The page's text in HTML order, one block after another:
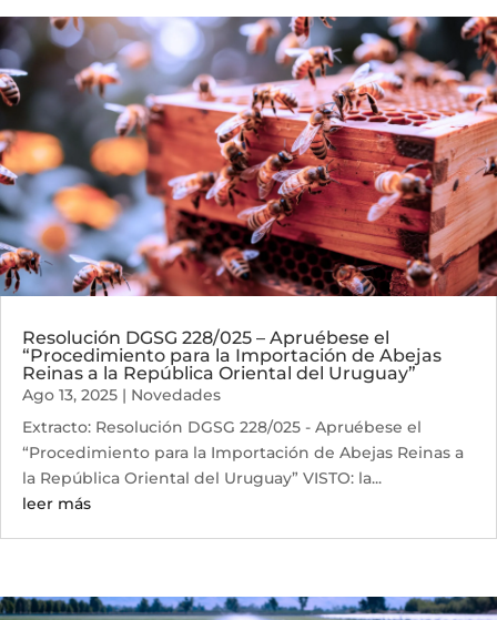
Resolución DGSG 228/025 – Apruébese el
“Procedimiento para la Importación de Abejas
Reinas a la República Oriental del Uruguay”
Ago 13, 2025 | Novedades
Extracto: Resolución DGSG 228/025 - Apruébese el
“Procedimiento para la Importación de Abejas Reinas a
la República Oriental del Uruguay” VISTO: la...
leer más